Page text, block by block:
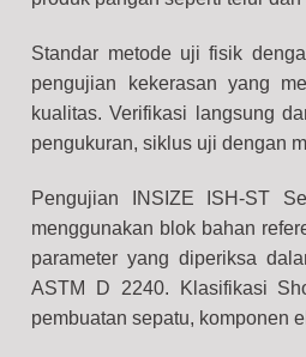
Standar metode uji fisik
pengujian kekerasan yang
kualitas. Verifikasi langsung
pengukuran, siklus uji dengan
Pengujian INSIZE ISH-ST
menggunakan blok bahan
parameter yang diperiksa
ASTM D 2240. Klasifikasi
pembuatan sepatu, komponen